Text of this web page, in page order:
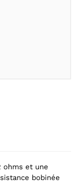
ohms et une
bobinée